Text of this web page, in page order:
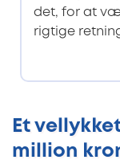
det, for at
rigtige
Et
million